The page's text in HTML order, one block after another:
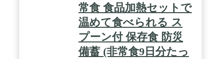
災直後を生き抜くことはもちろん栄養バランスやス
トレス緩和をコンセプトに、栄養士と防災士が力を
合わせて作成しました。 / ✳️ 贈り物、プレゼン
ト、ギフトに ➡️ 🎂誕生日、🎁お中元、🍱お歳
暮、🌹母の日、🌷父の日の贈り物に⭐️オススメ⭐️で
常食 食品加熱セットで
温めて食べられる ス
プーン付 保存食 防災
備蓄 (非常食9日分たっ